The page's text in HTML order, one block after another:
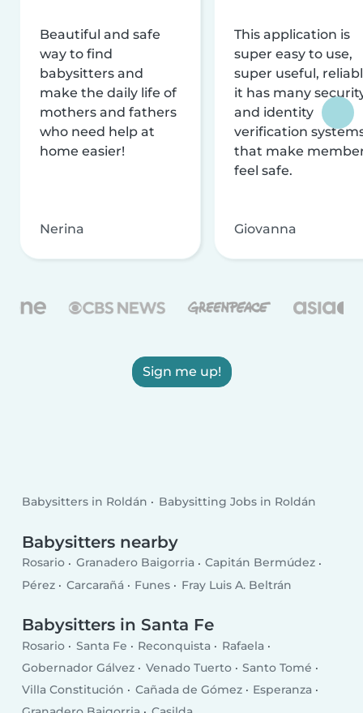
Beautiful and safe
way to find
babysitters and
make the daily life of
mothers and fathers
who need help at
home easier!
Nerina
This application is
super easy to use,
super useful,
it has many
and identity
verification
that make
feel safe.
Giovanna
Sign me up!
Babysitters in Roldán Babysitting Jobs in Roldán
Babysitters nearby
Rosario Granadero Baigorria
Capitán Bermúdez
Pérez
Carcarañá Funes Fray Luis A. Beltrán
Babysitters in Santa Fe
Rosario Santa Fe Reconquista
Rafaela
Gobernador Gálvez
Venado Tuerto
Santo Tomé
Villa Constitución
Cañada de Gómez
Esperanza